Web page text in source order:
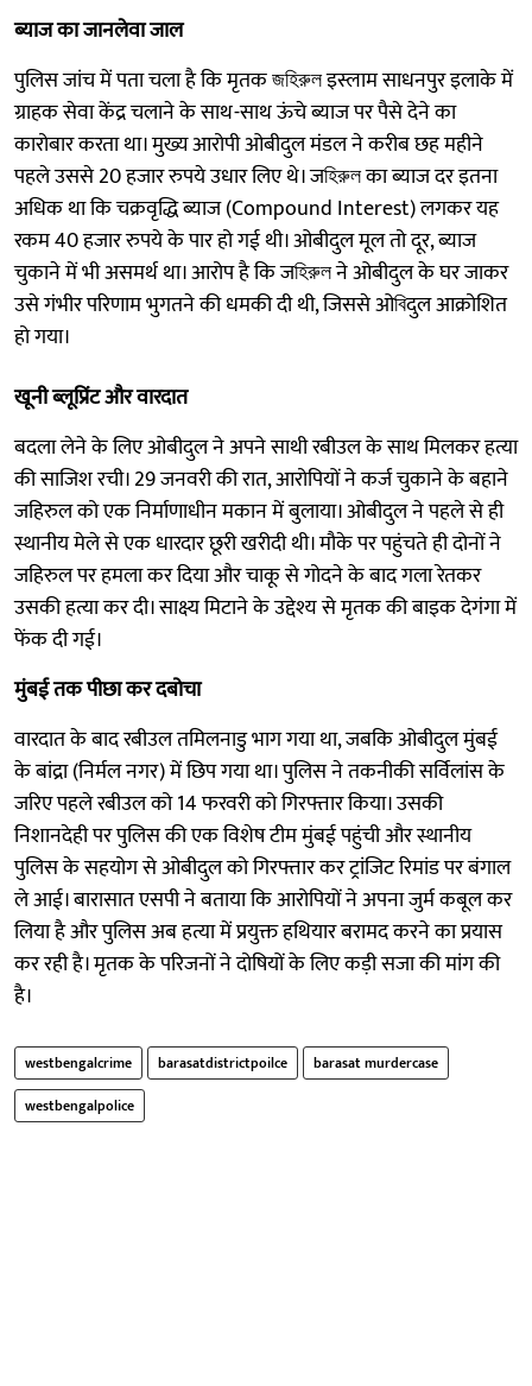
ब्याज का जानलेवा जाल
पुलिस जांच में पता चला है कि मृतक জহিরুল इस्लाम साधनपुर इलाके में
ग्राहक सेवा केंद्र चलाने के साथ-साथ ऊंचे ब्याज पर पैसे देने का
कारोबार करता था। मुख्य आरोपी ओबीदुल मंडल ने करीब छह महीने
पहले उससे 20 हजार रुपये उधार लिए थे। जহিরুল का ब्याज दर इतना
अधिक था कि चक्रवृद्धि ब्याज (Compound Interest) लगकर यह
रकम 40 हजार रुपये के पार हो गई थी। ओबीदुल मूल तो दूर, ब्याज
चुकाने में भी असमर्थ था। आरोप है कि जহিরুল ने ओबीदुल के घर जाकर
उसे गंभीर परिणाम भुगतने की धमकी दी थी, जिससे ओবিदुल आक्रोशित
हो गया।
खूनी ब्लूप्रिंट और वारदात
बदला लेने के लिए ओबीदुल ने अपने साथी रबीउल के साथ मिलकर हत्या
की साजिश रची। 29 जनवरी की रात, आरोपियों ने कर्ज चुकाने के बहाने ​
जहिरुल को एक निर्माणाधीन मकान में बुलाया। ओबीदुल ने पहले से ही
स्थानीय मेले से एक धारदार छूरी खरीदी थी। मौके पर पहुंचते ही दोनों ने
जहिरुल पर हमला कर दिया और चाकू से गोदने के बाद गला रेतकर
उसकी हत्या कर दी। साक्ष्य मिटाने के उद्देश्य से मृतक की बाइक देगंगा में
फेंक दी गई।
मुंबई तक पीछा कर दबोचा
वारदात के बाद रबीउल तमिलनाडु भाग गया था, जबकि ओबीदुल मुंबई
के बांद्रा (निर्मल नगर) में छिप गया था। पुलिस ने तकनीकी सर्विलांस के
जरिए पहले रबीउल को 14 फरवरी को गिरफ्तार किया। उसकी
निशानदेही पर पुलिस की एक विशेष टीम मुंबई पहुंची और स्थानीय
पुलिस के सहयोग से ओबीदुल को गिरफ्तार कर ट्रांजिट रिमांड पर बंगाल
ले आई। बारासात एसपी ने बताया कि आरोपियों ने अपना जुर्म कबूल कर
लिया है और पुलिस अब हत्या में प्रयुक्त हथियार बरामद करने का प्रयास
कर रही है। मृतक के परिजनों ने दोषियों के लिए कड़ी सजा की मांग की
है।
westbengalcrime barasatdistrictpoilce
barasat murdercase
westbengalpolice